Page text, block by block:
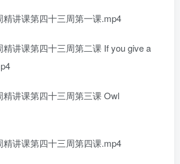
精讲课第四十三周第一课.mp4
精讲课第四十三周第二课 If you give a
精讲课第四十三周第三课 Owl
精讲课第四十三周第四课.mp4